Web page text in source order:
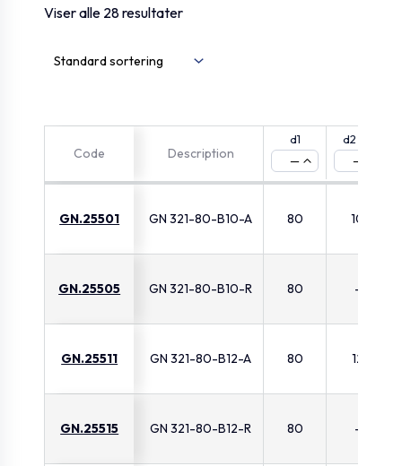
Viser alle 28 resultater
Code Description
d1
—
d2 H7
—
GN.25501 GN 321-80-B10-A 80 10
GN.25505 GN 321-80-B10-R 80 -
GN.25511 GN 321-80-B12-A 80 12
GN.25515 GN 321-80-B12-R 80 -